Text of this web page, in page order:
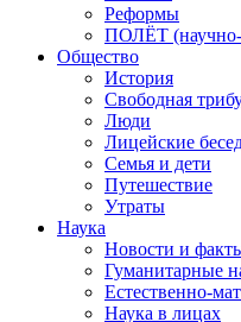
Реформы
ПОЛЁТ (научно-
Общество
История
Свободная
Люди
Лицейские
Семья и дети
Путешествие
Утраты
Наука
Новости и
Гуманитарные
Естественно-
Наука в лицах